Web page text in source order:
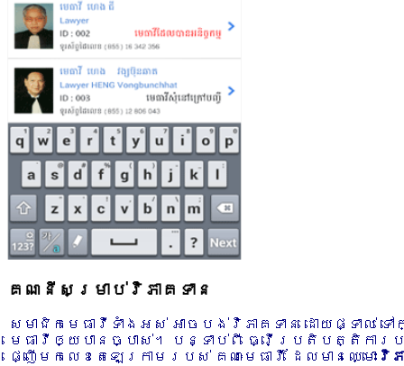
គណនីសម្រាប់វិភាគទាន
សមាជិកមេធាវីទាំងអស់ អាចបង់វិភាគទាន ដោយផ្ទាល់
មេធាវីឲ្យបានច្បាស់។ បន្ទាប់ពី ធ្វើប្រតិបត្តិកា
ផ្ញើមកលេខតេឡេក្រាមរបស់ គណៈមេធាវី ដែលមានឈ្មោះ វិភ